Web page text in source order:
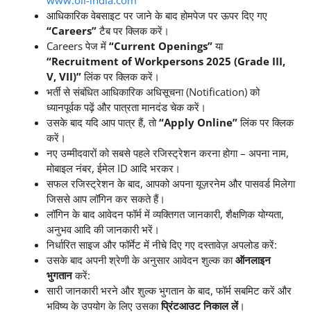
आधिकारिक वेबसाइट पर जाने के बाद होमपेज पर ऊपर दिए गए
“Careers”टैब पर क्लिक करें।
Careers पेज में “Current Openings”या
“Recruitment of Workpersons 2025 (Grade III,
V, VII)”लिंक पर क्लिक करें।
भर्ती से संबंधित आधिकारिक अधिसूचना (Notification) को
ध्यानपूर्वक पढ़ें और पात्रता मानदंड चेक करें।
उसके बाद यदि आप पात्र हैं, तो“Apply Online”लिंक पर क्लिक
करें।
नए उम्मीदवारों को सबसे पहले रजिस्ट्रेशन करना होगा – अपना नाम,
मोबाइल नंबर, ईमेल ID आदि भरकर।
सफल रजिस्ट्रेशन के बाद, आपको अपना यूज़रनेम और पासवर्ड मिलेगा
जिससे आप लॉगिन कर सकते हैं।
लॉगिन के बाद आवेदन फॉर्म में व्यक्तिगत जानकारी, शैक्षणिक योग्यता,
अनुभव आदि की जानकारी भरें।
निर्धारित साइज और फॉर्मेट में नीचे दिए गए दस्तावेज़ अपलोड करें:
उसके बाद अपनी श्रेणी के अनुसार आवेदन शुल्क काऑनलाइन
भुगतानकरें:
सारी जानकारी भरने और शुल्क भुगतान के बाद, फॉर्म सबमिट करें और
भविष्य के उपयोग के लिए उसकाप्रिंटआउट निकाल लें।